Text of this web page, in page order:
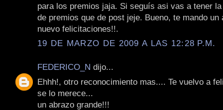
para los premios jaja. Si seguís asi vas a tener
de premios que de post jeje. Bueno, te mando un
nuevo felicitaciones!!.
19 DE MARZO DE 2009 A LAS 12:28 P.M.
FEDERICO_N dijo...
Ehhh!, otro reconocimiento mas.... Te vuelvo a
se lo merece...
un abrazo grande!!!